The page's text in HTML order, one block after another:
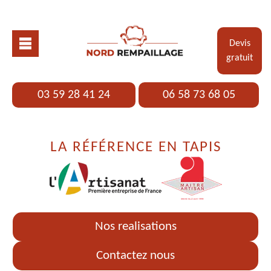
Devis
gratuit
03 59 28 41 24 06 58 73 68 05
LA RÉFÉRENCE EN TAPIS
Nos realisations
Contactez nous